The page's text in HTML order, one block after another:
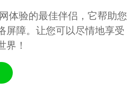
体验的最佳伴侣，它帮助您
屏障。让您可以尽情地享受
！